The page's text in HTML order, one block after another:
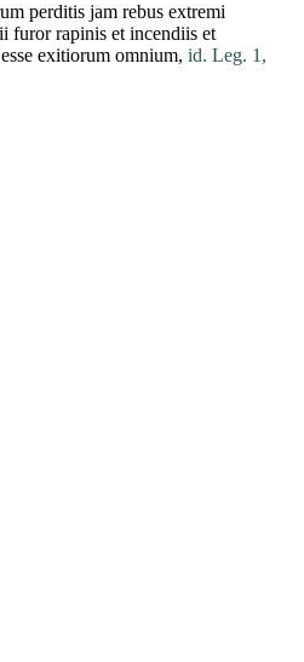
perditis jam rebus extremi
furor rapinis et incendiis et
esse exitiorum omnium, id. Leg. 1,